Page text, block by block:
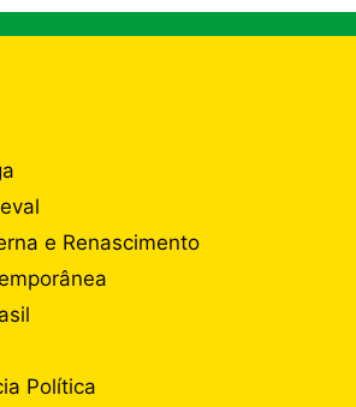
e Renascimento
Política